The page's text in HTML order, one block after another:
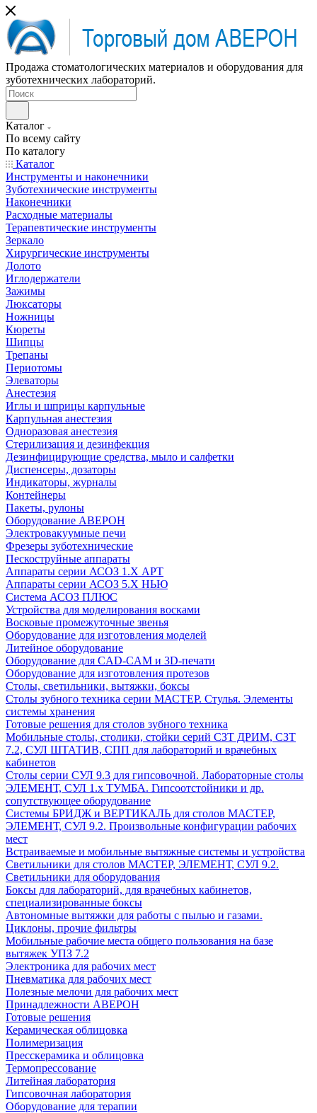
Продажа стоматологических материалов и оборудования для
зуботехнических лабораторий.
Каталог
По всему сайту
По каталогу
Каталог
Инструменты и наконечники
Зуботехнические инструменты
Наконечники
Расходные материалы
Терапевтические инструменты
Зеркало
Хирургические инструменты
Долото
Иглодержатели
Зажимы
Люксаторы
Ножницы
Кюреты
Шипцы
Трепаны
Периотомы
Элеваторы
Анестезия
Иглы и шприцы карпульные
Карпульная анестезия
Одноразовая анестезия
Стерилизация и дезинфекция
Дезинфицирующие средства, мыло и салфетки
Диспенсеры, дозаторы
Индикаторы, журналы
Контейнеры
Пакеты, рулоны
Оборудование АВЕРОН
Электровакуумные печи
Фрезеры зуботехнические
Пескоструйные аппараты
Аппараты серии АСОЗ 1.Х АРТ
Аппараты серии АСОЗ 5.Х НЬЮ
Система АСОЗ ПЛЮС
Устройства для моделирования восками
Восковые промежуточные звенья
Оборудование для изготовления моделей
Литейное оборудование
Оборудование для CAD-CAM и 3D-печати
Оборудование для изготовления протезов
Cтолы, светильники, вытяжки, боксы
Столы зубного техника серии МАСТЕР. Стулья. Элементы
системы хранения
Готовые решения для столов зубного техника
Мобильные столы, столики, стойки серий СЗТ ДРИМ, СЗТ
7.2, СУЛ ШТАТИВ, СПП для лабораторий и врачебных
кабинетов
Столы серии СУЛ 9.3 для гипсовочной. Лабораторные столы
ЭЛЕМЕНТ, СУЛ 1.х ТУМБА. Гипсоотстойники и др.
сопутствующее оборудование
Системы БРИДЖ и ВЕРТИКАЛЬ для столов МАСТЕР,
ЭЛЕМЕНТ, СУЛ 9.2. Произвольные конфигурации рабочих
мест
Встраиваемые и мобильные вытяжные системы и устройства
Светильники для столов МАСТЕР, ЭЛЕМЕНТ, СУЛ 9.2.
Светильники для оборудования
Боксы для лабораторий, для врачебных кабинетов,
специализированные боксы
Автономные вытяжки для работы с пылью и газами.
Циклоны, прочие фильтры
Мобильные рабочие места общего пользования на базе
вытяжек УПЗ 7.2
Электроника для рабочих мест
Пневматика для рабочих мест
Полезные мелочи для рабочих мест
Принадлежности АВЕРОН
Готовые решения
Керамическая облицовка
Полимеризация
Пресскерамика и облицовка
Термопрессование
Литейная лаборатория
Гипсовочная лаборатория
Оборудование для терапии